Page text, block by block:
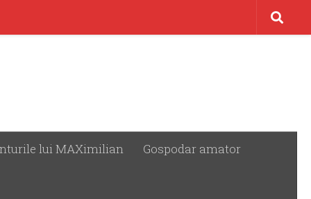
lui MAXimilian Gospodar amator